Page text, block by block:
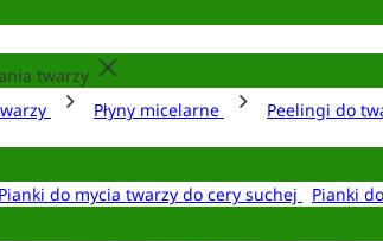
twarzy
Płyny micelarne Peelingi do
Pianki do mycia twarzy do cery suchej
Pianki